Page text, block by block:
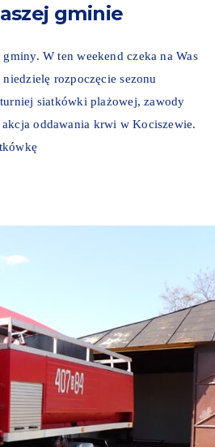
gminie
W ten weekend czeka na Was
rozpoczęcie sezonu
siatkówki plażowej, zawody
oddawania krwi w Kociszewie.